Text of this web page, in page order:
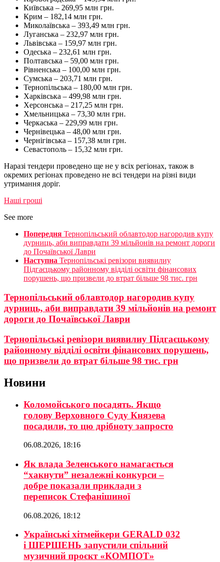
Київська – 269,95 млн грн.
Крим – 182,14 млн грн.
Миколаївська – 393,49 млн грн.
Луганська – 232,97 млн грн.
Львівська – 159,97 млн грн.
Одеська – 232,61 млн грн.
Полтавська – 59,00 млн грн.
Рівненська – 100,00 млн грн.
Сумська – 203,71 млн грн.
Тернопільська – 180,00 млн грн.
Харківська – 499,98 млн грн.
Херсонська – 217,25 млн грн.
Хмельницька – 73,30 млн грн.
Черкаська – 229,99 млн грн.
Чернівецька – 48,00 млн грн.
Чернігівська – 157,38 млн грн.
Севастополь – 15,32 млн грн.
Наразі тендери проведено ще не у всіх регіонах, також в
окремих регіонах проведено не всі тендери на різні види
утримання доріг.
Наші гроші
See more
Попередня Тернопільський облавтодор нагородив купу
дурниць, аби виправдати 39 мільйонів на ремонт дороги
до Почаївської Лаври
Наступна Тернопільські ревізори виявилиу
Підгаєцькому районному відділі освіти фінансових
порушень, що призвели до втрат більше 98 тис. грн
Тернопільський облавтодор нагородив купу
дурниць, аби виправдати 39 мільйонів на ремонт
дороги до Почаївської Лаври
Тернопільські ревізори виявилиу Підгаєцькому
районному відділі освіти фінансових порушень,
що призвели до втрат більше 98 тис. грн
Новини
Коломойського посадять. Якщо
голову Верховного Суду Князева
посадили, то цю дрібноту запросто
06.08.2026, 18:16
Як влада Зеленського намагається
“хакнути” незалежні конкурси –
добре показали приклади з
переписок Стефанішиної
06.08.2026, 18:12
Українські хітмейкери GERALD 032
і ШЕРШЕНЬ запустили спільний
музичний проєкт «КОМПОТ»